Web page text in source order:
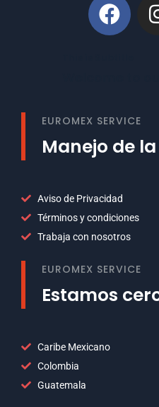
EUROMEX SERVICE
Manejo de
Aviso de Privacidad
Términos y condiciones
Trabaja con nosotros
EUROMEX SERVICE
Estamos
Caribe Mexicano
Colombia
Guatemala